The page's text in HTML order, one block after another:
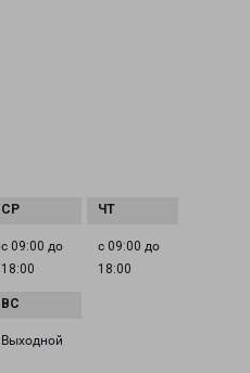
с 09:00 до
18:00
с 09:00 до
18:00
Выходной